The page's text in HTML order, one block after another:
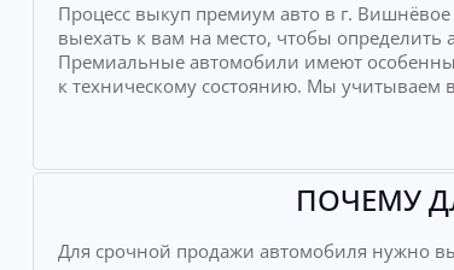
Процесс выкуп премиум авто в г.
выехать к вам на место, чтобы
Премиальные автомобили имеют
к техническому состоянию. Мы учитываем
ПОЧЕМУ
Для срочной продажи автомобиля нужно